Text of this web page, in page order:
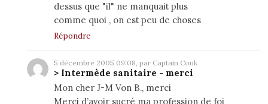
dessus que "il" ne manquait plus
comme quoi , on est peu de choses
Répondre
5 décembre 2005 09:08, par Captain Couk
> Intermède sanitaire - merci
Mon cher J-M Von B., merci
Merci d’avoir sucré ma profession de foi